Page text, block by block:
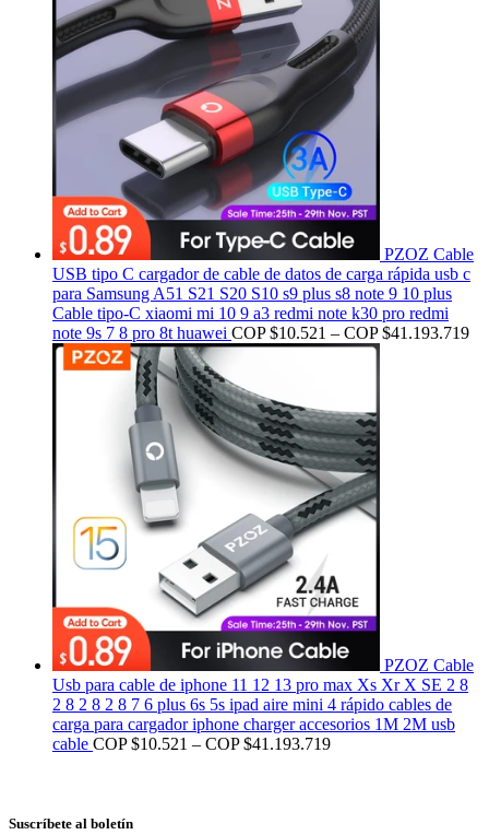
PZOZ Cable
USB tipo C cargador de cable de datos de carga rápida usb c
para Samsung A51 S21 S20 S10 s9 plus s8 note 9 10 plus
Cable tipo-C xiaomi mi 10 9 a3 redmi note k30 pro redmi
note 9s 7 8 pro 8t huawei COP $10.521 – COP $41.193.719
PZOZ Cable
Usb para cable de iphone 11 12 13 pro max Xs Xr X SE 2 8
2 8 2 8 2 8 7 6 plus 6s 5s ipad aire mini 4 rápido cables de
carga para cargador iphone charger accesorios 1M 2M usb
cable COP $10.521 – COP $41.193.719
Suscríbete al boletín